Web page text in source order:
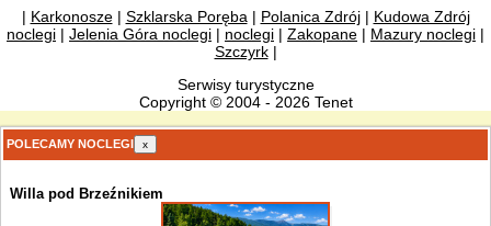
| Karkonosze| Szklarska Poręba| Polanica Zdrój| Kudowa Zdrój
noclegi | Jelenia Góra noclegi | noclegi | Zakopane | Mazury noclegi |
Szczyrk|
Serwisy turystyczne
Copyright © 2004 - 2026 Tenet
POLECAMY NOCLEGI x
Willa pod Brzeźnikiem